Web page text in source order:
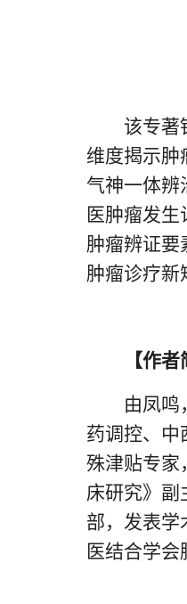
该专著
维度揭示肿
气神一体辨
医肿瘤发
肿瘤辨证要
肿瘤诊疗新
【作者
由凤鸣
药调控、中
殊津贴专家
床研究》副
部，发表学
医结合学会